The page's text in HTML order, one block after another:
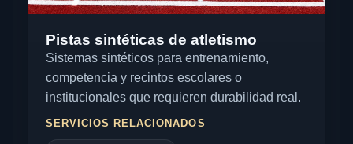
Pistas sintéticas de atletismo
Sistemas sintéticos para entrenamiento,
competencia y recintos escolares o
institucionales que requieren durabilidad real.
SERVICIOS RELACIONADOS